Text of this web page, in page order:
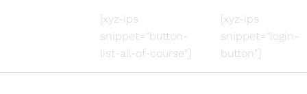
[xyz-ips
snippet="button-
list-all-of-course"]
[xyz-ips
snippet="login-
button"]